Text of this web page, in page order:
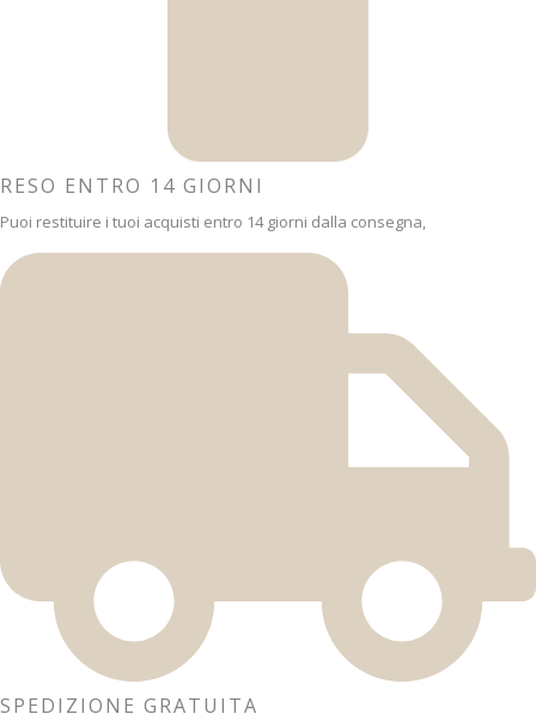
RESO ENTRO 14 GIORNI
Puoi restituire i tuoi acquisti entro 14 giorni dalla consegna,
SPEDIZIONE GRATUITA